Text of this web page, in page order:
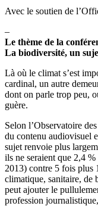
Avec le soutien de
–
Le thème de la
La biodiversité, un
Là où le climat s’est
cardinal, un autre
dont on parle trop peu,
guère.
Selon l’Observatoire
du contenu audiovisuel
sujet renvoie plus
ils ne seraient que 2,4
2013) contre 5 fois plus
climatique, sanitaire, de
peut ajouter le
profession